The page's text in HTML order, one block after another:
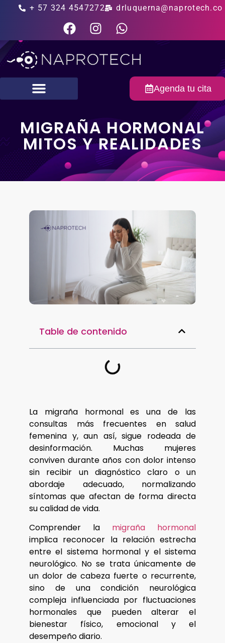
+ 57 324 4547272 drluquerna@naprotech.co
Agenda tu cita
MIGRAÑA HORMONAL
MITOS Y REALIDADES
Table de contenido
La migraña hormonal es una de las
consultas más frecuentes en salud
femenina y, aun así, sigue rodeada de
desinformación. Muchas mujeres
conviven durante años con dolor intenso
sin recibir un diagnóstico claro o un
abordaje adecuado, normalizando
síntomas que afectan de forma directa
su calidad de vida.
Comprender la migraña hormonal
implica reconocer la relación estrecha
entre el sistema hormonal y el sistema
neurológico. No se trata únicamente de
un dolor de cabeza fuerte o recurrente,
sino de una condición neurológica
compleja influenciada por fluctuaciones
hormonales que pueden alterar el
bienestar físico, emocional y el
desempeño diario.